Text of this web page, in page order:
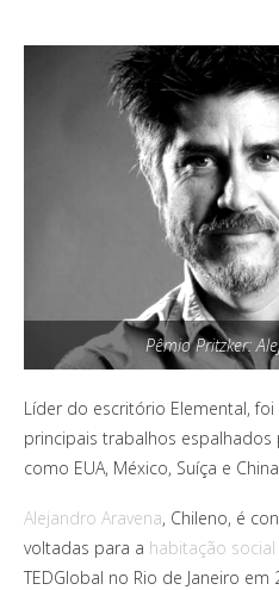
Pêmio Pritzker:
Líder do escritório Elemental,
principais trabalhos
como EUA, México, Suíça e China.
Alejandro Aravena, Chileno, é
voltadas para a habitação social
TEDGlobal no Rio de Janeiro em